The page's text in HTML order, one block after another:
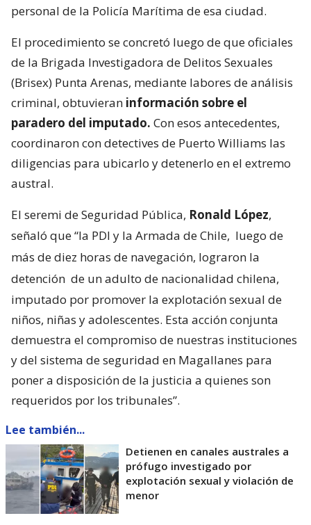
personal de la Policía Marítima de esa ciudad.
El procedimiento se concretó luego de que oficiales
de la Brigada Investigadora de Delitos Sexuales
(Brisex) Punta Arenas, mediante labores de análisis
criminal, obtuvieran información sobre el
paradero del imputado. Con esos antecedentes,
coordinaron con detectives de Puerto Williams las
diligencias para ubicarlo y detenerlo en el extremo
austral.
El seremi de Seguridad Pública, Ronald López,
señaló que “la PDI y la Armada de Chile, luego de
más de diez horas de navegación, lograron la
detención de un adulto de nacionalidad chilena,
imputado por promover la explotación sexual de
niños, niñas y adolescentes. Esta acción conjunta
demuestra el compromiso de nuestras instituciones
y del sistema de seguridad en Magallanes para
poner a disposición de la justicia a quienes son
requeridos por los tribunales”.
Lee también...
Detienen en canales australes a
prófugo investigado por
explotación sexual y violación de
menor